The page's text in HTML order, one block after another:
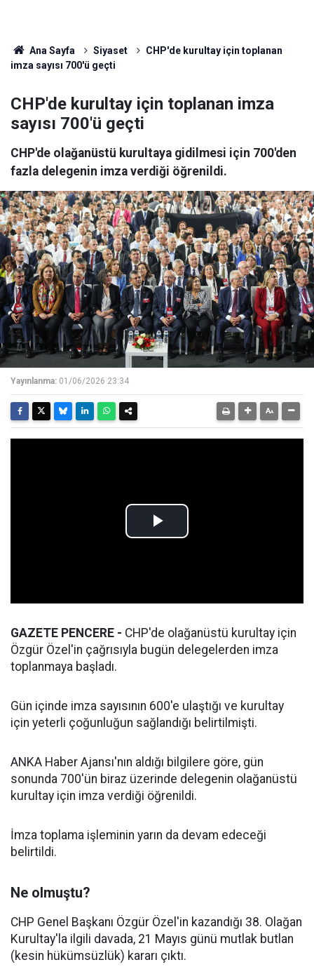
Ana Sayfa Siyaset
CHP'de kurultay için toplanan
imza sayısı 700'ü geçti
CHP'de kurultay için toplanan imza
sayısı 700'ü geçti
CHP'de olağanüstü kurultaya gidilmesi için 700'den
fazla delegenin imza verdiği öğrenildi.
Yayınlanma: 01/06/2026 23:34
GAZETE PENCERE - CHP'de olağanüstü kurultay için
Özgür Özel'in çağrısıyla bugün delegelerden imza
toplanmaya başladı.
Gün içinde imza sayısının 600'e ulaştığı ve kurultay
için yeterli çoğunluğun sağlandığı belirtilmişti.
ANKA Haber Ajansı'nın aldığı bilgilere göre, gün
sonunda 700'ün biraz üzerinde delegenin olağanüstü
kurultay için imza verdiği öğrenildi.
İmza toplama işleminin yarın da devam edeceği
belirtildi.
Ne olmuştu?
CHP Genel Başkanı Özgür Özel'in kazandığı 38. Olağan
Kurultay'la ilgili davada, 21 Mayıs günü mutlak butlan
(kesin hükümsüzlük) kararı çıktı.